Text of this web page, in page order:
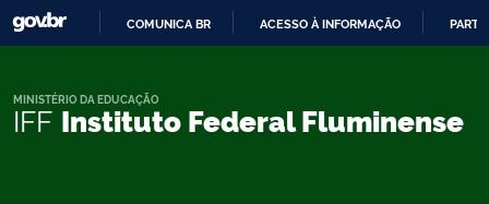
CONTEÚDO
COMUNICA BR ACESSO À INFORMAÇÃO
IFF Instituto Federal Fluminense
MINISTÉRIO DA EDUCAÇÃO